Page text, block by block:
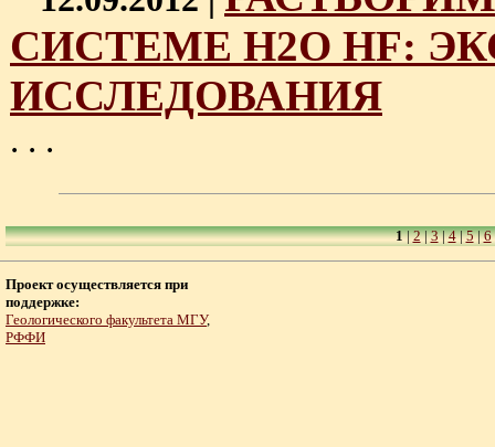
СИСТЕМЕ H2O HF:
ИССЛЕДОВАНИЯ
. . .
1|2|3|4|5|6
Проект осуществляется при
поддержке:
Геологического факультета МГУ,
РФФИ